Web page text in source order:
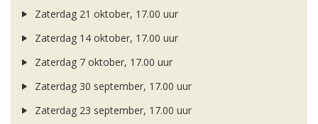
Zaterdag 21 oktober, 17.00 uur
Zaterdag 14 oktober, 17.00 uur
Zaterdag 7 oktober, 17.00 uur
Zaterdag 30 september, 17.00 uur
Zaterdag 23 september, 17.00 uur